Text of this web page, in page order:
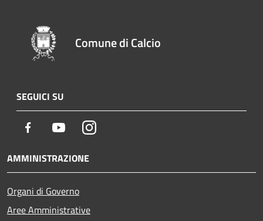
Comune di Calcio
SEGUICI SU
Facebook YoutubeInstagram
AMMINISTRAZIONE
Organi di Governo
Aree Amministrative